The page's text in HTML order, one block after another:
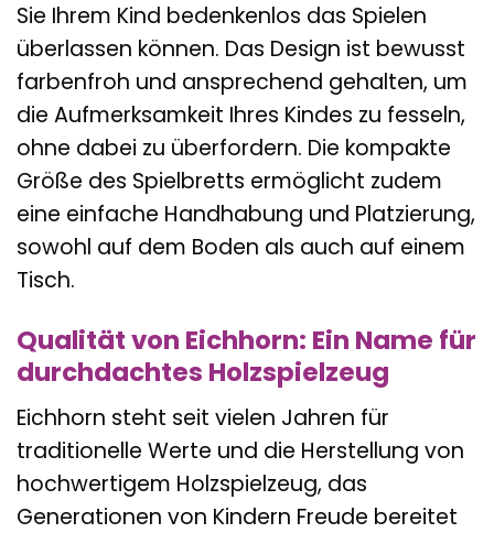
Sie Ihrem Kind bedenkenlos das Spielen
überlassen können. Das Design ist bewusst
farbenfroh und ansprechend gehalten, um
die Aufmerksamkeit Ihres Kindes zu fesseln,
ohne dabei zu überfordern. Die kompakte
Größe des Spielbretts ermöglicht zudem
eine einfache Handhabung und Platzierung,
sowohl auf dem Boden als auch auf einem
Tisch.
Qualität von Eichhorn: Ein Name für
durchdachtes Holzspielzeug
Eichhorn steht seit vielen Jahren für
traditionelle Werte und die Herstellung von
hochwertigem Holzspielzeug, das
Generationen von Kindern Freude bereitet